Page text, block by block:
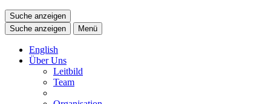
Suche anzeigen
Suche anzeigen
Menü
English
Über Uns
Leitbild
Team